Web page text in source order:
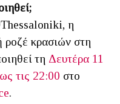
η
ροζέ κρασιών στη
τη Δευτέρα 11
τις 22:00 στο
.